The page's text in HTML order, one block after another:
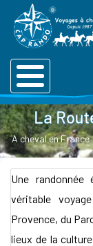
La
A cheval en France
Une
véritable
Provence, du
lieux de la